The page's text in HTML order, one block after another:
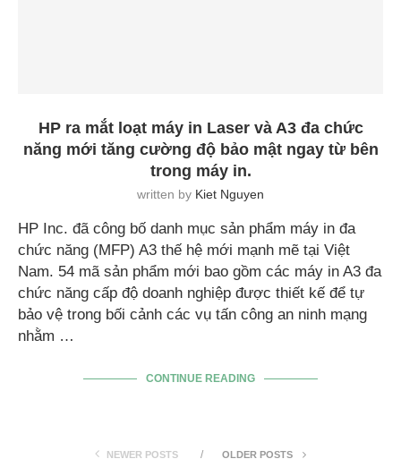
HP ra mắt loạt máy in Laser và A3 đa chức
năng mới tăng cường độ bảo mật ngay từ bên
trong máy in.
written by Kiet Nguyen
HP Inc. đã công bố danh mục sản phẩm máy in đa
chức năng (MFP) A3 thế hệ mới mạnh mẽ tại Việt
Nam. 54 mã sản phẩm mới bao gồm các máy in A3 đa
chức năng cấp độ doanh nghiệp được thiết kế để tự
bảo vệ trong bối cảnh các vụ tấn công an ninh mạng
nhằm …
CONTINUE READING
NEWER POSTS OLDER POSTS